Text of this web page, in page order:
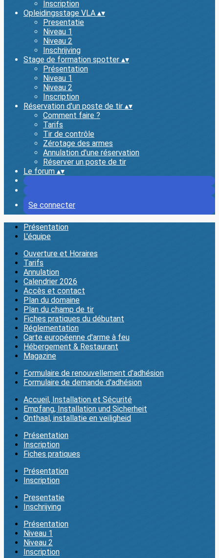
Inscription
Opleidingsstage VLA ▴▾
Presentatie
Niveau 1
Niveau 2
Inschrijving
Stage de formation spotter ▴▾
Présentation
Niveau 1
Niveau 2
Inscription
Réservation d'un poste de tir ▴▾
Comment faire ?
Tarifs
Tir de contrôle
Zérotage des armes
Annulation d'une réservation
Réserver un poste de tir
Le forum ▴▾
Se connecter
Présentation
L'équipe
Ouverture et Horaires
Tarifs
Annulation
Calendrier 2026
Accès et contact
Plan du domaine
Plan du champ de tir
Fiches pratiques du débutant
Réglementation
Carte européenne d'arme à feu
Hébergement & Restaurant
Magazine
Formulaire de renouvellement d'adhésion
Formulaire de demande d'adhésion
Accueil, Installation et Sécurité
Empfang, Installation und Sicherheit
Onthaal, installatie en veiligheid
Présentation
Inscription
Fiches pratiques
Présentation
Inscription
Presentatie
Inschrijving
Présentation
Niveau 1
Niveau 2
Inscription